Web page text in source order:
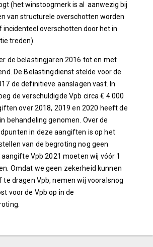
(het winstoogmerk is al aanwezig bij
van structurele overschotten worden
incidenteel overschotten door het in
treden).
de belastingjaren 2016 tot en met
De Belastingdienst stelde voor de
de definitieve aanslagen vast. In
de verschuldigde Vpb circa € 4.000
over 2018, 2019 en 2020 heeft de
behandeling genomen. Over de
in deze aangiften is op het
van de begroting nog geen
Vpb 2021 moeten wij vóór 1
Omdat we geen zekerheid kunnen
te dragen Vpb, nemen wij vooralsnog
voor de Vpb op in de